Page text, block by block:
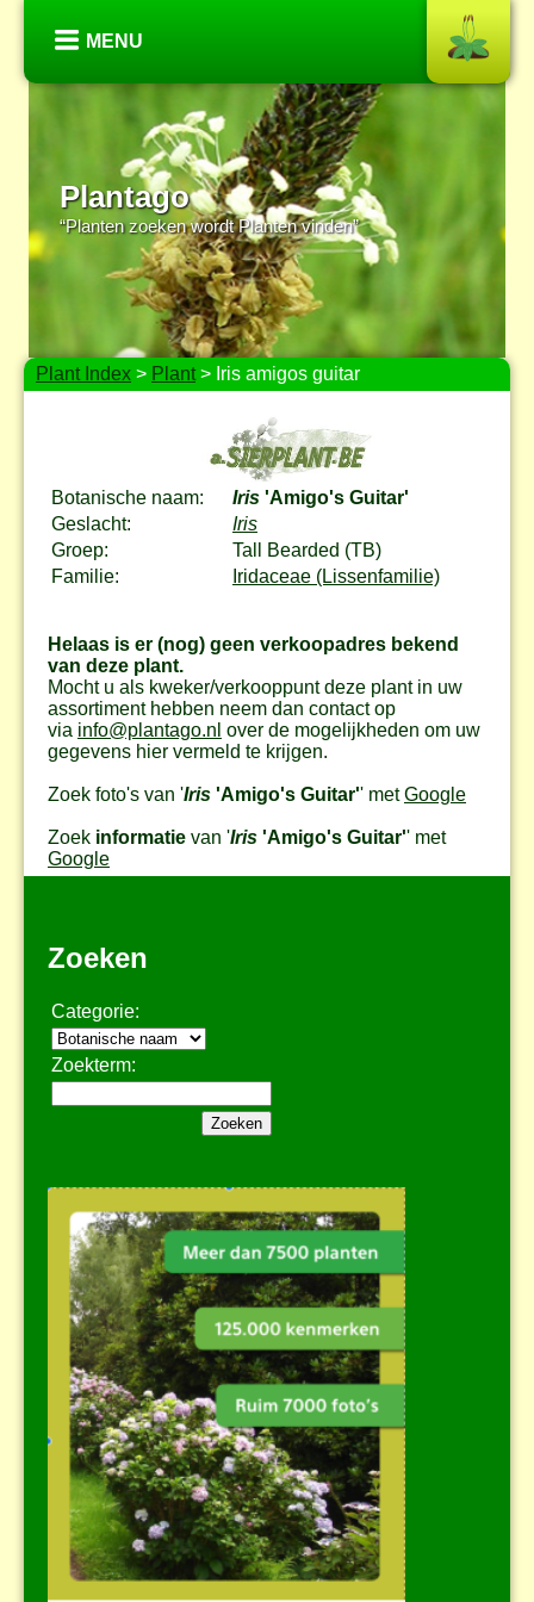
MENU
Plantago
“Planten zoeken wordt Planten vinden”
Plant Index > Plant> Iris amigos guitar
Botanische naam: Iris 'Amigo's Guitar'
Geslacht:
Iris
Groep:
Tall Bearded (TB)
Familie:
Iridaceae (Lissenfamilie)
Helaas is er (nog) geen verkoopadres bekend
van deze plant.
Mocht u als kweker/verkooppunt deze plant in uw
assortiment hebben neem dan contact op
via info@plantago.nl over de mogelijkheden om uw
gegevens hier vermeld te krijgen.
Zoek foto's van 'Iris 'Amigo's Guitar'' metGoogle
Zoek informatie van 'Iris 'Amigo's Guitar'' met
Google
Zoeken
Categorie:
Zoekterm: